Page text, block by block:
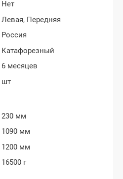
Нет
Левая, Передняя
Россия
Катафорезный
6 месяцев
шт
230 мм
1090 мм
1200 мм
16500 г